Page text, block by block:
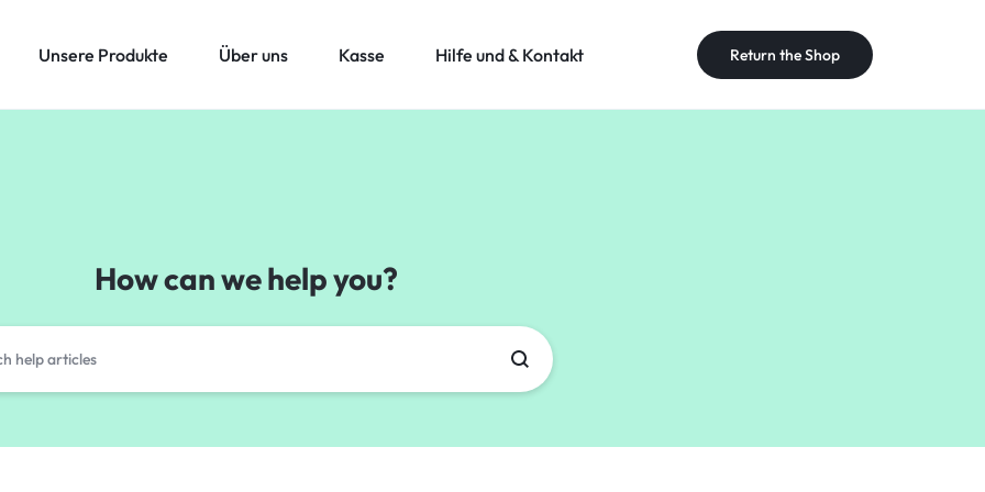
Unsere Produkte Über uns Kasse Hilfe und & Kontakt Return the Shop
How can we help you?